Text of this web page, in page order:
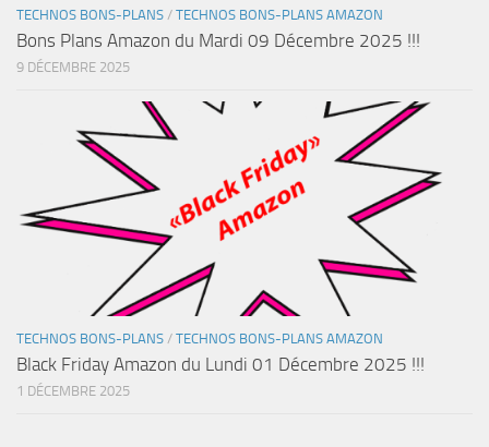
TECHNOS BONS-PLANS / TECHNOS BONS-PLANS AMAZON
Bons Plans Amazon du Mardi 09 Décembre 2025 !!!
9 DÉCEMBRE 2025
TECHNOS BONS-PLANS / TECHNOS BONS-PLANS AMAZON
Black Friday Amazon du Lundi 01 Décembre 2025 !!!
1 DÉCEMBRE 2025